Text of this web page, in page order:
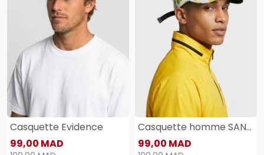
Casquette Evidence
99,00 MAD
Casquette homme SANAS
99,00 MAD